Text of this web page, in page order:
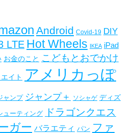
Android Covid-19 DIY
LTE Hot Wheels IKEA iPad
お金のこと こどもとおでかけ
イト
アメリカっぽ
ャンプ ジャンプ＋ ソシャゲ ディズ
ューティング
ドラゴンクエス
ガー バラエティ パン ファ